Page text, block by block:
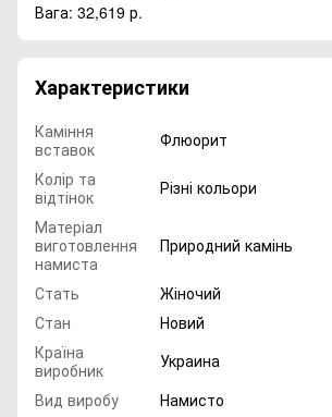
Вага: 32,619 р.
Характеристики
Каміння
вставок
Флюорит
Колір та
відтінок
Різні кольори
Матеріал
виготовлення
намиста
Природний камінь
Стать
Жіночий
Стан
Новий
Країна
виробник
Украина
Вид виробу
Намисто